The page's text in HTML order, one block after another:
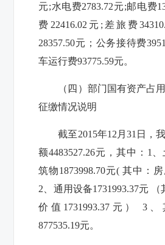
元;水电费2783.72元;邮电费
费 22416.02 元 ; 差旅费
28357.50元；公务接待费
车运行费93775.59元。
（四）部门国有资产占
征缴情况说明
截至2015年12 月 31 日，
额4483527.26元，其中： 1
筑物1873998.70元(其中：房
2 、通用设备1731993.37元 （
价值 1731993.37 元） 3、
877535.19元。